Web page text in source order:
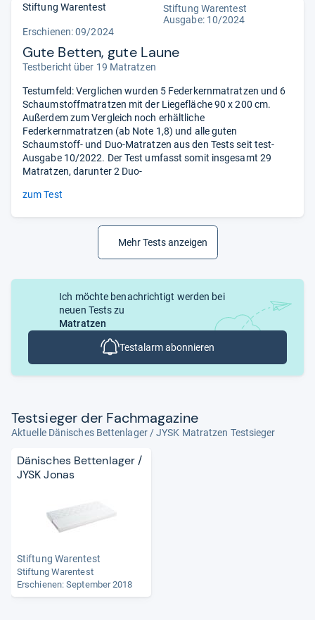
Stiftung Warentest
Stiftung Warentest
Ausgabe: 10/2024
Erschienen: 09/2024
Gute Betten, gute Laune
Testbericht über 19 Matratzen
Testumfeld: Verglichen wurden 5 Federkernmatratzen und 6
Schaumstoffmatratzen mit der Liegefläche 90 x 200 cm.
Außerdem zum Vergleich noch erhältliche
Federkernmatratzen (ab Note 1,8) und alle guten
Schaumstoff- und Duo-Matratzen aus den Tests seit test-
Ausgabe 10/2022. Der Test umfasst somit insgesamt 29
Matratzen, darunter 2 Duo-
zum Test
Mehr Tests anzeigen
Ich möchte benachrichtigt werden bei
neuen Tests zu
Matratzen
Testalarm abonnieren
Test­sie­ger der Fach­ma­ga­zine
Aktuelle Dänisches Bettenlager / JYSK Matratzen Testsieger
Dänisches Bettenlager /
JYSK Jonas
Stiftung Warentest
Stiftung Warentest
Erschienen: September 2018